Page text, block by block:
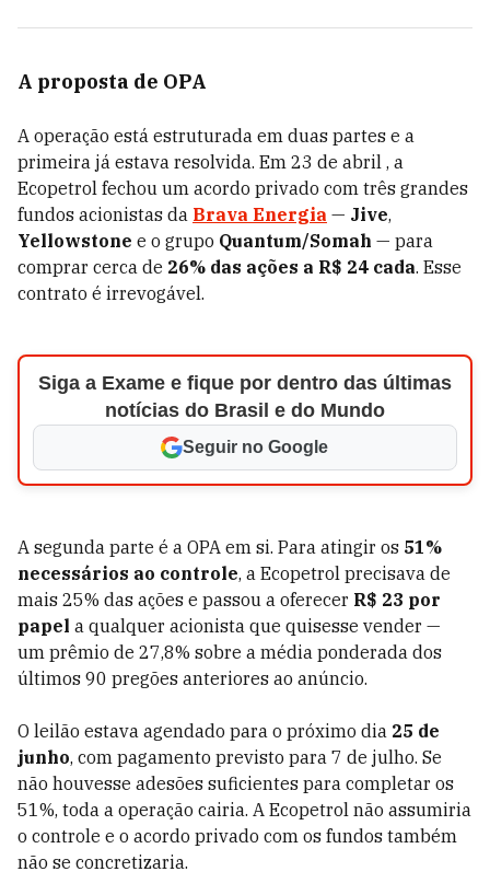
A proposta de OPA
A operação está estruturada em duas partes e a
primeira já estava resolvida. Em 23 de abril , a
Ecopetrol fechou um acordo privado com três grandes
fundos acionistas da Brava Energia — Jive,
Yellowstone e o grupo Quantum/Somah — para
comprar cerca de 26% das ações a R$ 24 cada. Esse
contrato é irrevogável.
Siga a Exame e fique por dentro das últimas
notícias do Brasil e do Mundo
Seguir no Google
A segunda parte é a OPA em si. Para atingir os 51%
necessários ao controle, a Ecopetrol precisava de
mais 25% das ações e passou a oferecer R$ 23 por
papel a qualquer acionista que quisesse vender —
um prêmio de 27,8% sobre a média ponderada dos
últimos 90 pregões anteriores ao anúncio.
O leilão estava agendado para o próximo dia 25 de
junho, com pagamento previsto para 7 de julho. Se
não houvesse adesões suficientes para completar os
51%, toda a operação cairia. A Ecopetrol não assumiria
o controle e o acordo privado com os fundos também
não se concretizaria.